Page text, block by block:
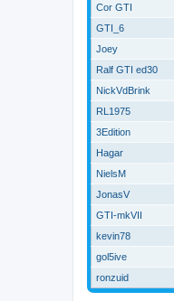
Cor GTI
GTI_6
Joey
Ralf GTI ed30
NickVdBrink
RL1975
3Edition
Hagar
NielsM
JonasV
GTI-mkVII
kevin78
gol5ive
ronzuid